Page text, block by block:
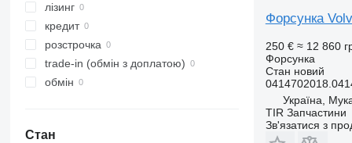
лізинг
кредит
розстрочка
trade-in (обмін з доплатою)
обмін
Стан
Форсунка
250 € ≈ 12 860
Форсунка
Стан новий
Україна,
TIR Запчастини
Зв'язатися з